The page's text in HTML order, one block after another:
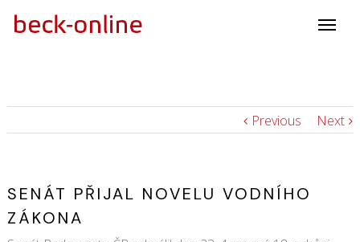
Previous Next
SENÁT PŘIJAL NOVELU VODNÍHO
ZÁKONA